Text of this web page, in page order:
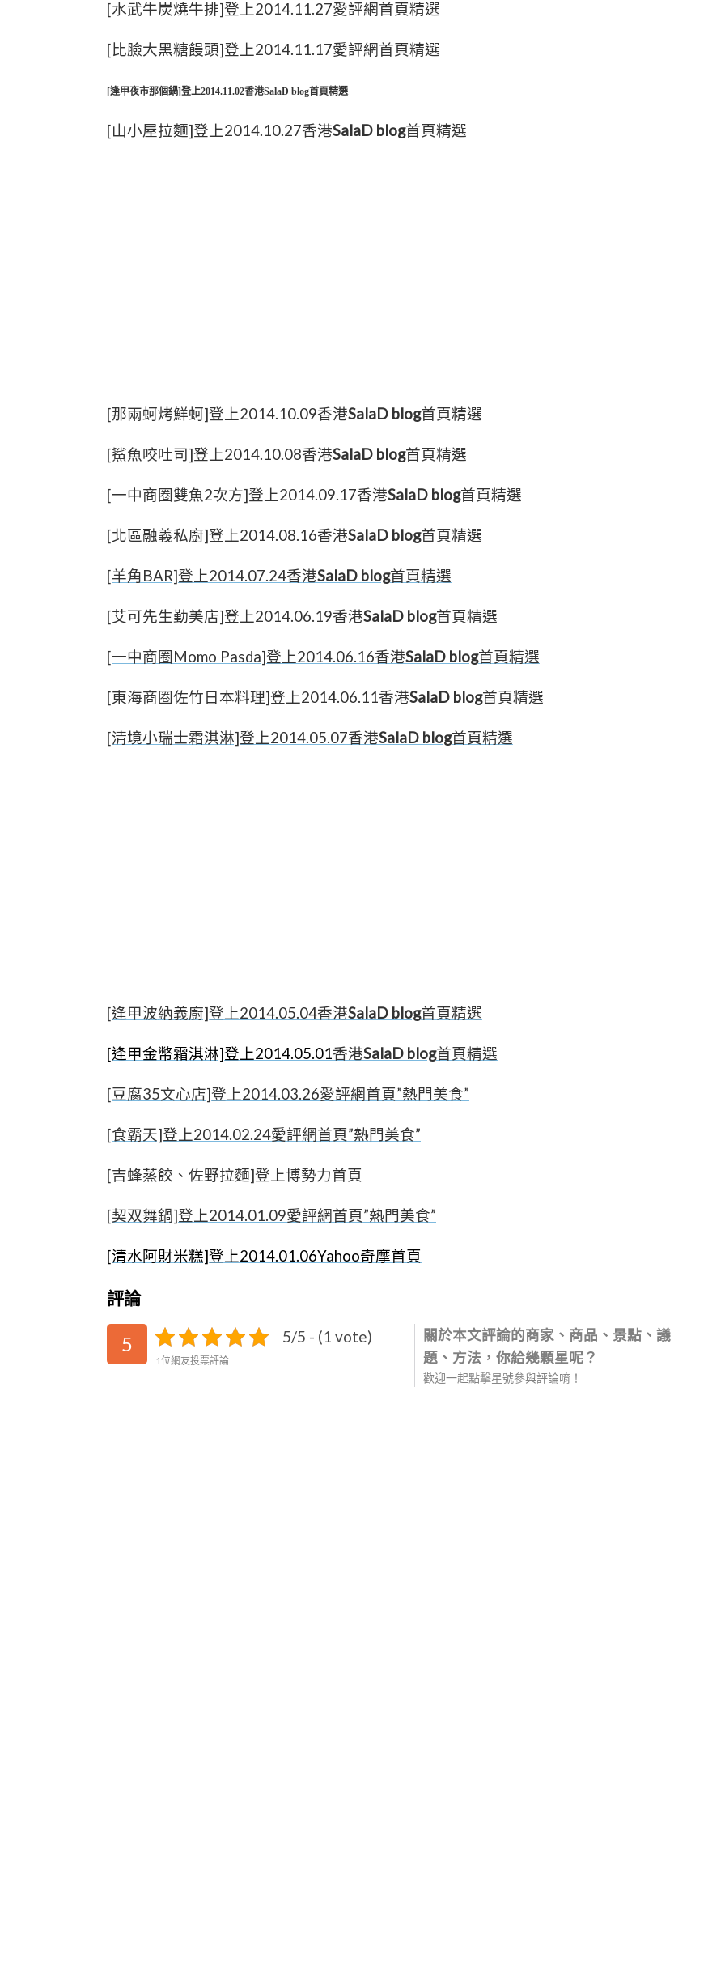
[水武牛炭燒牛排]登上2014.11.27愛評網首頁精選
[比臉大黑糖饅頭]登上2014.11.17愛評網首頁精選
[逢甲夜市那個鍋]登上2014.11.02香港SalaD blog首頁精選
[山小屋拉麵]登上2014.10.27香港SalaD blog首頁精選
[那兩蚵烤鮮蚵]登上2014.10.09香港SalaD blog首頁精選
[鯊魚咬吐司]登上2014.10.08香港SalaD blog首頁精選
[一中商圈雙魚2次方]登上2014.09.17香港SalaD blog首頁精選
[北區融義私廚]登上2014.08.16香港SalaD blog首頁精選
[羊角BAR]登上2014.07.24香港SalaD blog首頁精選
[艾可先生勤美店]登上2014.06.19香港SalaD blog首頁精選
[一中商圈Momo Pasda]登上2014.06.16香港SalaD blog首頁精選
[東海商圈佐竹日本料理]登上2014.06.11香港SalaD blog首頁精選
[清境小瑞士霜淇淋]登上2014.05.07香港SalaD blog首頁精選
[逢甲波納義廚]登上2014.05.04香港SalaD blog首頁精選
[逢甲金幣霜淇淋]登上2014.05.01香港SalaD blog首頁精選
[豆腐35文心店]登上2014.03.26愛評網首頁”熱門美食”
[食霸天]登上2014.02.24愛評網首頁”熱門美食”
[吉蜂蒸餃、佐野拉麵]登上博勢力首頁
[契双舞鍋]登上2014.01.09愛評網首頁”熱門美食”
[清水阿財米糕]登上2014.01.06Yahoo奇摩首頁
評論
5 5/5 - (1 vote)
1位網友投票評論
關於本文評論的商家、商品、景點、議
題、方法，你給幾顆星呢？
歡迎一起點擊星號參與評論唷！